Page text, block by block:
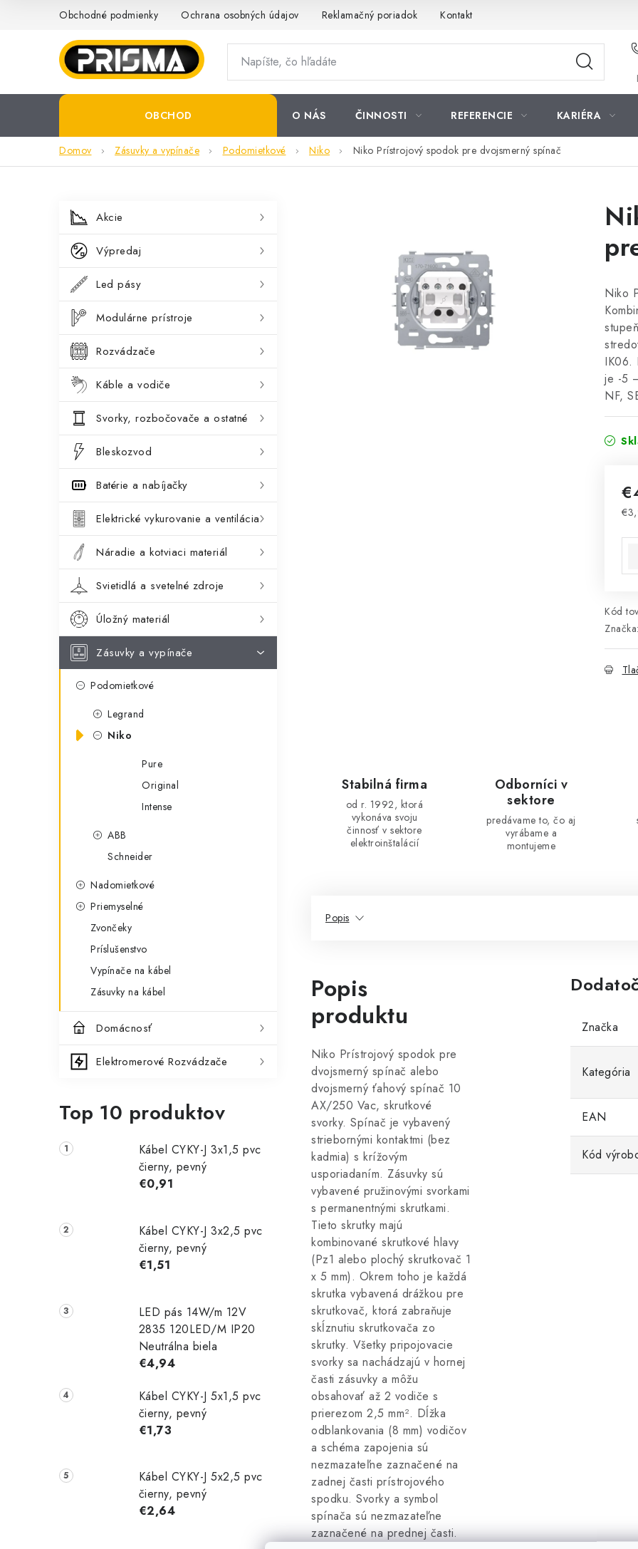
Obchodné podmienky Ochrana osobných údajov Reklamačný poriadok Kontakt
OBCHOD O NÁS ČINNOSTI REFERENCIE KARIÉRA
Domov Zásuvky a vypínače Podomietkové Niko Niko Prístrojový spodok pre dvojsmerný spínač
B
o
č
n
p
a
n
e
Preskočiť
kategórie
K
a
g
ó
i
e
Akcie
Výpredaj
Led pásy
Modulárne prístroje
Rozvádzače
Káble a vodiče
Svorky, rozbočovače a ostatné
Bleskozvod
Batérie a nabíjačky
Elektrické vykurovanie a ventilácia
Náradie a kotviaci materiál
Svietidlá a svetelné zdroje
Úložný materiál
Zásuvky a vypínače
Podomietkové
Legrand
Niko
Pure
Original
Intense
ABB
Schneider
Nadomietkové
Priemyselné
Zvončeky
Príslušenstvo
Vypínače na kábel
Zásuvky na kábel
Domácnosť
Elektromerové Rozvádzače
Top 10 produktov
Kábel CYKY-J 3x1,5 pvc
čierny, pevný
€0,91
Kábel CYKY-J 3x2,5 pvc
čierny, pevný
€1,51
LED pás 14W/m 12V
2835 120LED/M IP20
Neutrálna biela
€4,94
Kábel CYKY-J 5x1,5 pvc
čierny, pevný
€1,73
Kábel CYKY-J 5x2,5 pvc
čierny, pevný
€2,64
Niko
IK06.
je -5
NF,
Kód
Stabilná firma
od r. 1992, ktorá
vykonáva svoju
činnosť v sektore
elektroinštalácií
Odborníci v
sektore
predávame to, čo aj
vyrábame a
montujeme
Popis
Popis
produktu
Niko Prístrojový spodok pre
dvojsmerný spínač alebo
dvojsmerný ťahový spínač 10
AX/250 Vac, skrutkové
svorky. Spínač je vybavený
striebornými kontaktmi (bez
kadmia) s krížovým
usporiadaním. Zásuvky sú
vybavené pružinovými svorkami
s permanentnými skrutkami.
Tieto skrutky majú
kombinované skrutkové hlavy
(Pz1 alebo plochý skrutkovač 1
x 5 mm). Okrem toho je každá
skrutka vybavená drážkou pre
skrutkovač, ktorá zabraňuje
skĺznutiu skrutkovača zo
skrutky. Všetky pripojovacie
svorky sa nachádzajú v hornej
časti zásuvky a môžu
obsahovať až 2 vodiče s
prierezom 2,5 mm². Dĺžka
odblankovania (8 mm) vodičov
a schéma zapojenia sú
nezmazateľne zaznačené na
zadnej časti prístrojového
spodku. Svorky a symbol
spínača sú nezmazateľne
zaznačené na prednej časti.
Značka
Kategória
EAN
Kód